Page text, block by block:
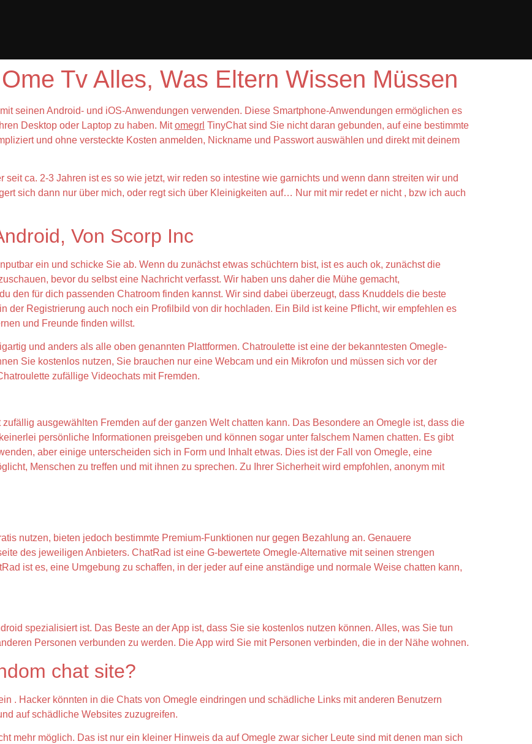
Tv Alles, Was Eltern Wissen Müssen
seinen Android- und iOS-Anwendungen verwenden. Diese Smartphone-Anwendungen ermöglichen es
Desktop oder Laptop zu haben. Mitomegrl TinyChat sind Sie nicht daran gebunden, auf eine bestimmte
und ohne versteckte Kosten anmelden, Nickname und Passwort auswählen und direkt mit deinem
seit ca. 2-3 Jahren ist es so wie jetzt, wir reden so intestine wie garnichts und wenn dann streiten wir und
sich dann nur über mich, oder regt sich über Kleinigkeiten auf… Nur mit mir redet er nicht , bzw ich auch
Von Scorp Inc
ein und schicke Sie ab. Wenn du zunächst etwas schüchtern bist, ist es auch ok, zunächst die
bevor du selbst eine Nachricht verfasst. Wir haben uns daher die Mühe gemacht,
den für dich passenden Chatroom finden kannst. Wir sind dabei überzeugt, dass Knuddels die beste
der Registrierung auch noch ein Profilbild von dir hochladen. Ein Bild ist keine Pflicht, wir empfehlen es
und Freunde finden willst.
und anders als alle oben genannten Plattformen. Chatroulette ist eine der bekanntesten Omegle-
Sie kostenlos nutzen, Sie brauchen nur eine Webcam und ein Mikrofon und müssen sich vor der
zufällige Videochats mit Fremden.
ausgewählten Fremden auf der ganzen Welt chatten kann. Das Besondere an Omegle ist, dass die
persönliche Informationen preisgeben und können sogar unter falschem Namen chatten. Es gibt
aber einige unterscheiden sich in Form und Inhalt etwas. Dies ist der Fall von Omegle, eine
Menschen zu treffen und mit ihnen zu sprechen. Zu Ihrer Sicherheit wird empfohlen, anonym mit
nutzen, bieten jedoch bestimmte Premium-Funktionen nur gegen Bezahlung an. Genauere
des jeweiligen Anbieters. ChatRad ist eine G-bewertete Omegle-Alternative mit seinen strengen
ist es, eine Umgebung zu schaffen, in der jeder auf eine anständige und normale Weise chatten kann,
spezialisiert ist. Das Beste an der App ist, dass Sie sie kostenlos nutzen können. Alles, was Sie tun
Personen verbunden zu werden. Die App wird Sie mit Personen verbinden, die in der Nähe wohnen.
chat site?
. Hacker könnten in die Chats von Omegle eindringen und schädliche Links mit anderen Benutzern
auf schädliche Websites zuzugreifen.
mehr möglich. Das ist nur ein kleiner Hinweis da auf Omegle zwar sicher Leute sind mit denen man sich